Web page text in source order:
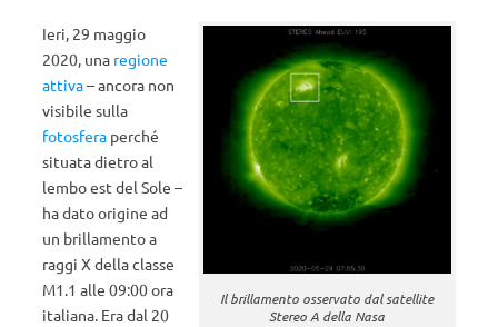
Il brillamento osservato dal satellite
Stereo A della Nasa
Ieri, 29 maggio
2020, una regione
attiva– ancora non
visibile sulla
fotosfera perché
situata dietro al
lembo est del Sole –
ha dato origine ad
un brillamento a
raggi X della classe
M1.1 alle 09:00 ora
italiana. Era dal 20